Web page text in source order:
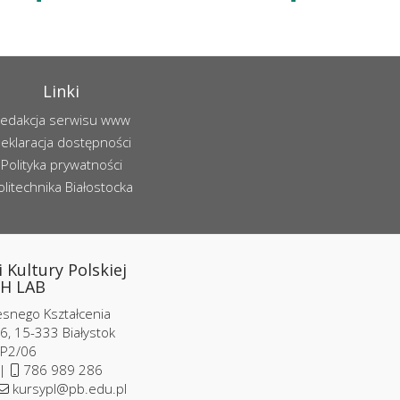
Linki
serwisu www
dostępności
Polityka prywatności
Białostocka
Kultury Polskiej
LAB
Kształcenia
15-333 Białystok
06
786 989 286
kursypl@pb.edu.pl